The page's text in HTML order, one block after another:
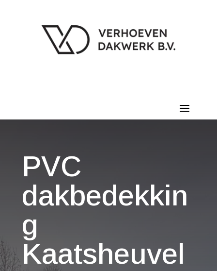
PVC
dakbedekkin
g
Kaatsheuvel